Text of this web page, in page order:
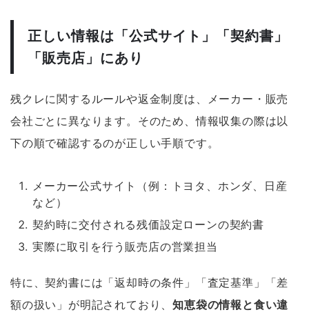
正しい情報は「公式サイト」「契約書」
「販売店」にあり
残クレに関するルールや返金制度は、メーカー・販売
会社ごとに異なります。そのため、情報収集の際は以
下の順で確認するのが正しい手順です。
メーカー公式サイト（例：トヨタ、ホンダ、日産
など）
契約時に交付される残価設定ローンの契約書
実際に取引を行う販売店の営業担当
特に、契約書には「返却時の条件」「査定基準」「差
額の扱い」が明記されており、知恵袋の情報と食い違